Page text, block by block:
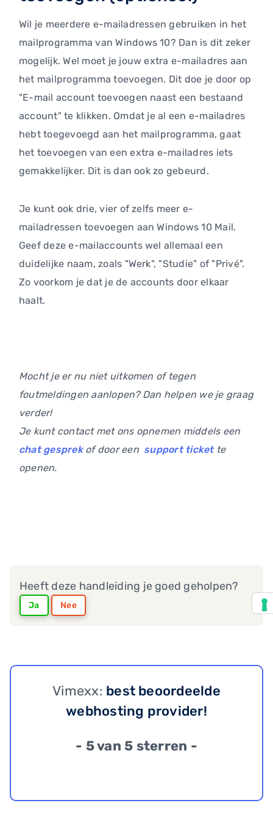
Wil je meerdere e-mailadressen gebruiken in het
mailprogramma van Windows 10? Dan is dit zeker
mogelijk. Wel moet je jouw extra e-mailadres aan
het mailprogramma toevoegen. Dit doe je door op
"E-mail account toevoegen naast een bestaand
account" te klikken. Omdat je al een e-mailadres
hebt toegevoegd aan het mailprogramma, gaat
het toevoegen van een extra e-mailadres iets
gemakkelijker. Dit is dan ook zo gebeurd.
Je kunt ook drie, vier of zelfs meer e-
mailadressen toevoegen aan Windows 10 Mail.
Geef deze e-mailaccounts wel allemaal een
duidelijke naam, zoals "Werk", "Studie" of "Privé".
Zo voorkom je dat je de accounts door elkaar
haalt.
Mocht je er nu niet uitkomen of tegen
foutmeldingen aanlopen? Dan helpen we je graag
verder!
Je kunt contact met ons opnemen middels een
chat gesprekof door een support tickette
openen.
Heeft deze handleiding je goed geholpen?
Ja Nee
Vimexx: best beoordeelde
webhosting provider!
- 5 van 5 sterren -